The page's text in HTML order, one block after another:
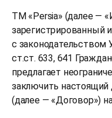
TM «Persia» (далее —
зарегистрированный
с законодательством
ст.ст. 633, 641
предлагает
заключить настоящий
(далее — «Договор»)